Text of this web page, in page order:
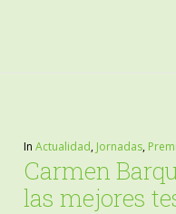
In Actualidad, Jornadas,
Carmen
las mejores